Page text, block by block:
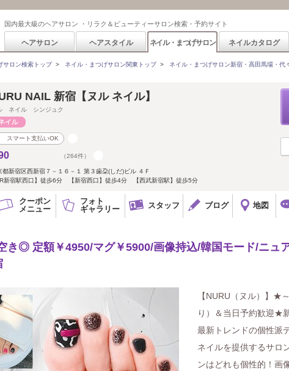
国内最大級のヘアサロン ・リラク＆ビューティーサロン検索・予約サイト
ヘアサロン ヘアスタイル ネイル・まつげサロン ネイルカタログ
サロン検索トップ> ネイル・まつげサロン関東トップ> ネイル・まつげサロン新宿・高田馬場・代
NAIL 新宿【ヌル ネイル】
ネイル シンジュク
スマート支払いOK
（264件）
都新宿区西新宿７－１６－１ 第３歯朶(しだ)ビル ４Ｆ
新宿駅西口】徒歩6分 【新宿西口】徒歩4分 【西武新宿駅】徒歩5分
クーポン
メニュー
フォト
ギャラリー
スタッフ ブログ 地図
き◎ 定額￥4950/マグ￥5900/画像持込/韓国モード/ニュ
【NURU（ヌル）】★
り）＆当日予約歓迎★
最新トレンドの個性派
ネイルを提供するサロ
ンはどれも個性的！画